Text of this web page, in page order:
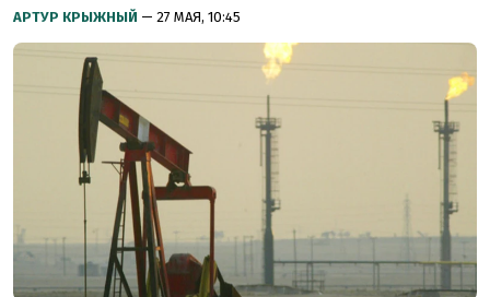
АРТУР КРЫЖНЫЙ — 27 МАЯ, 10:45